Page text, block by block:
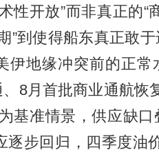
性开放”而非真正的“
”到使得船东真正敢
伊地缘冲突前的正常
、8月首批商业通航恢
基准情景，供应缺
逐步回归，四季度油